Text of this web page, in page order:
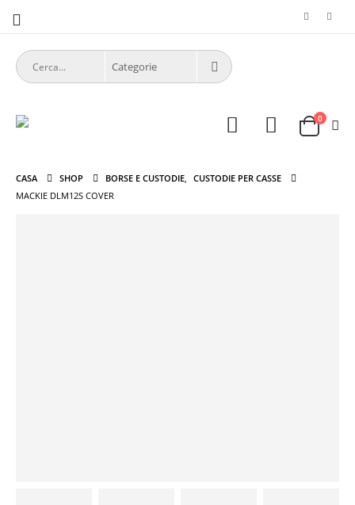
0
CASA SHOP BORSE E CUSTODIE, CUSTODIE PER CASSE
MACKIE DLM12S COVER